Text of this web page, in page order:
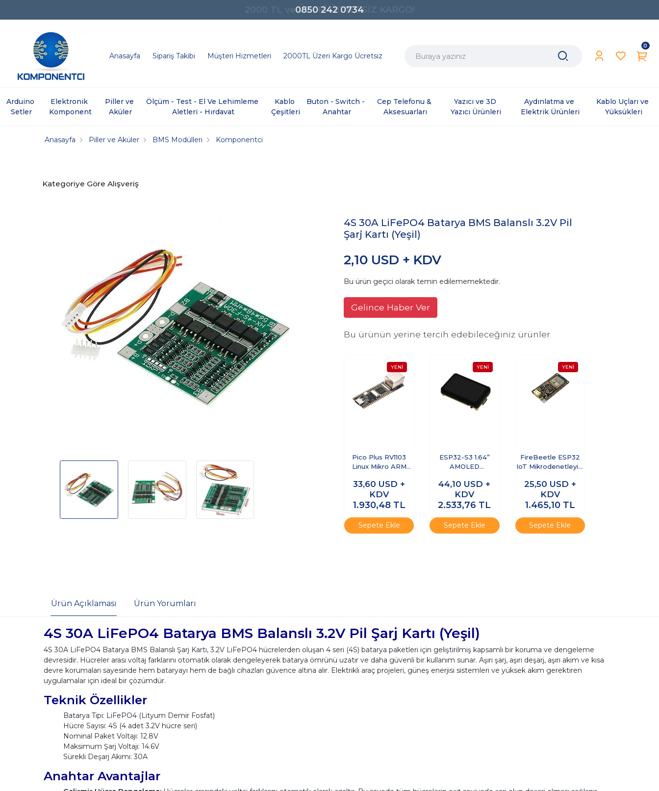
0850 242 0734
Anasayfa Sipariş Takibi Müşteri Hizmetleri 2000TL Üzeri Kargo Ücretsiz
0
Arduino
Setler
Elektronik
Komponent
Piller ve
Aküler
Ölçüm - Test - El Ve Lehimleme
Aletleri - Hırdavat
Kablo
Çeşitleri
Buton - Switch -
Anahtar
Cep Telefonu &
Aksesuarları
Yazıcı ve 3D
Yazıcı Ürünleri
Aydınlatma ve
Elektrik Ürünleri
Kablo Uçları ve
Yüksükleri
Anasayfa Piller ve Aküler BMS Modülleri Komponentci
Kategoriye Göre Alışveriş
4S 30A LiFePO4 Batarya BMS Balanslı 3.2V Pil
Şarj Kartı (Yeşil)
2,10 USD + KDV
Bu ürün geçici olarak temin edilememektedir.
Gelince Haber Ver
Bu ürünün yerine tercih edebileceğiniz ürünler
Pico Plus RV1103
Linux Mikro ARM
Geliştirme Kartı
33,60 USD +
KDV
1.930,48 TL
Sepete Ekle
ESP32-S3 1.64”
AMOLED
WiFi ve Bluetooth
Geliştirme Kartı
44,10 USD +
KDV
2.533,76 TL
Sepete Ekle
FireBeetle ESP32
IoT Mikrodenetleyici
Destekli)
25,50 USD +
KDV
1.465,10 TL
Sepete Ekle
Ürün Açıklaması Ürün Yorumları
4S 30A LiFePO4 Batarya BMS Balanslı 3.2V Pil Şarj Kartı (Yeşil)
4S 30A LiFePO4 Batarya BMS Balanslı Şarj Kartı, 3.2V LiFePO4 hücrelerden oluşan 4 seri (4S) batarya paketleri için geliştirilmiş kapsamlı bir koruma ve dengeleme
devresidir. Hücreler arası voltaj farklarını otomatik olarak dengeleyerek batarya ömrünü uzatır ve daha güvenli bir kullanım sunar. Aşırı şarj, aşırı deşarj, aşırı akım ve kısa
devre korumaları sayesinde hem bataryayı hem de bağlı cihazları güvence altına alır. Elektrikli araç projeleri, güneş enerjisi sistemleri ve yüksek akım gerektiren
uygulamalar için ideal bir çözümdür.
Teknik Özellikler
Batarya Tipi: LiFePO4 (Lityum Demir Fosfat)
Hücre Sayısı: 4S (4 adet 3.2V hücre seri)
Nominal Paket Voltajı: 12.8V
Maksimum Şarj Voltajı: 14.6V
Sürekli Deşarj Akımı: 30A
Anahtar Avantajlar